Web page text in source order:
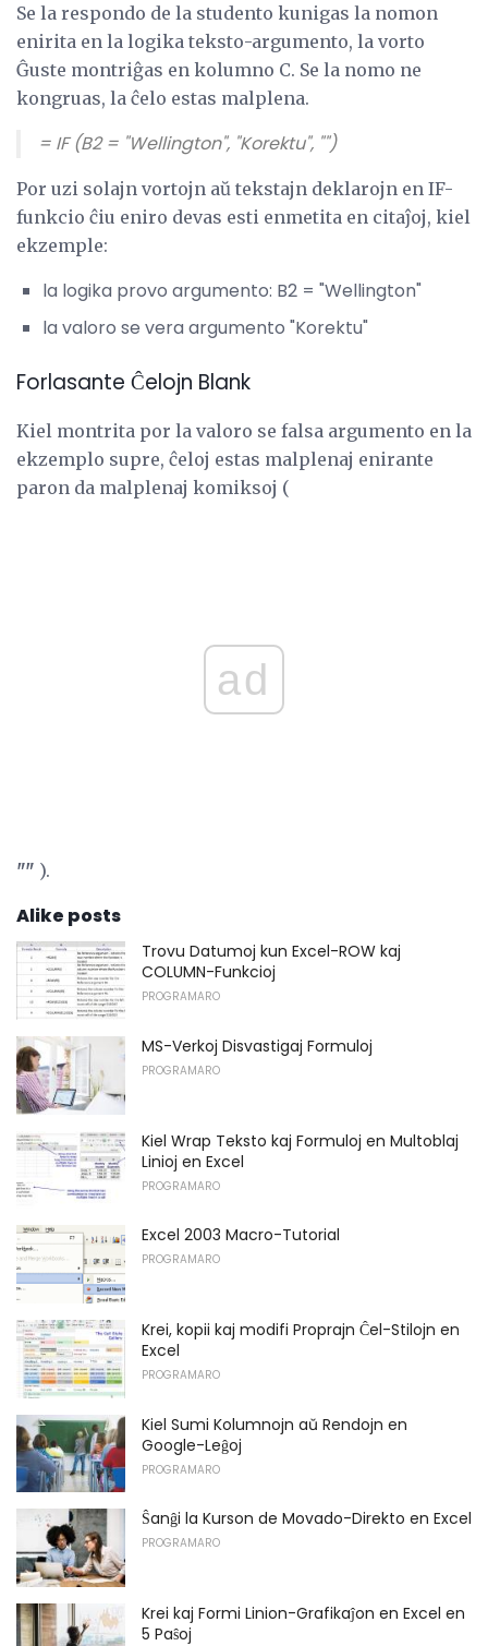
Se la respondo de la studento kunigas la nomon
enirita en la logika teksto-argumento, la vorto
Ĝuste montriĝas en kolumno C. Se la nomo ne
kongruas, la ĉelo estas malplena.
= IF (B2 = "Wellington", "Korektu", "")
Por uzi solajn vortojn aŭ tekstajn deklarojn en IF-
funkcio ĉiu eniro devas esti enmetita en citaĵoj, kiel
ekzemple:
la logika provo argumento: B2 = "Wellington"
la valoro se vera argumento "Korektu"
Forlasante Ĉelojn Blank
Kiel montrita por la valoro se falsa argumento en la
ekzemplo supre, ĉeloj estas malplenaj enirante
paron da malplenaj komiksoj (
ad
"" ).
Alike posts
Trovu Datumoj kun Excel-ROW kaj
COLUMN-Funkcioj
PROGRAMARO
MS-Verkoj Disvastigaj Formuloj
PROGRAMARO
Kiel Wrap Teksto kaj Formuloj en Multoblaj
Linioj en Excel
PROGRAMARO
Excel 2003 Macro-Tutorial
PROGRAMARO
Krei, kopii kaj modifi Proprajn Ĉel-Stilojn en
Excel
PROGRAMARO
Kiel Sumi Kolumnojn aŭ Rendojn en
Google-Leĝoj
PROGRAMARO
Ŝanĝi la Kurson de Movado-Direkto en Excel
PROGRAMARO
Krei kaj Formi Linion-Grafikaĵon en Excel en
5 Paŝoj